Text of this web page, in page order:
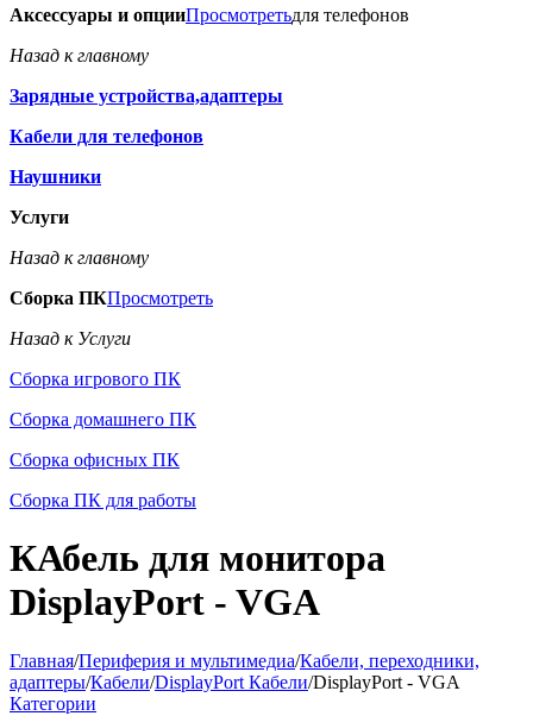
Аксессуары и опцииПросмотретьдля телефонов
Назад к главному
Зарядные устройства,адаптеры
Кабели для телефонов
Наушники
Услуги
Назад к главному
Сборка ПКПросмотреть
Назад к Услуги
Сборка игрового ПК
Сборка домашнего ПК
Сборка офисных ПК
Сборка ПК для работы
КАбель для монитора
DisplayPort - VGA
Главная/Периферия и мультимедиа/Кабели, переходники,
адаптеры/Кабели/DisplayPort Кабели/DisplayPort - VGA
Категории